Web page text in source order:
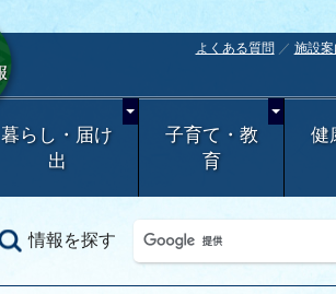
よくある質問 施設案
暮らし・届け
出
子育て・教
育
健
情報を探す